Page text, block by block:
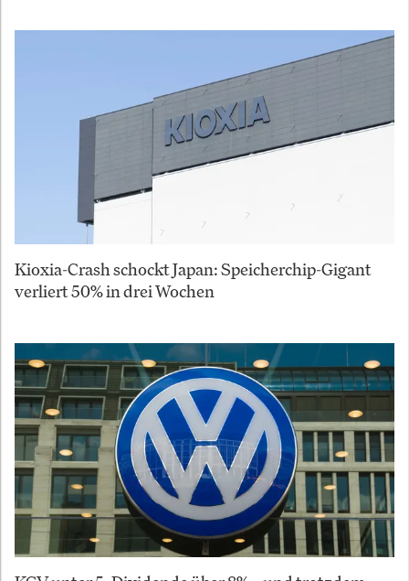
Kioxia-Crash schockt Japan: Speicherchip-Gigant
verliert 50% in drei Wochen